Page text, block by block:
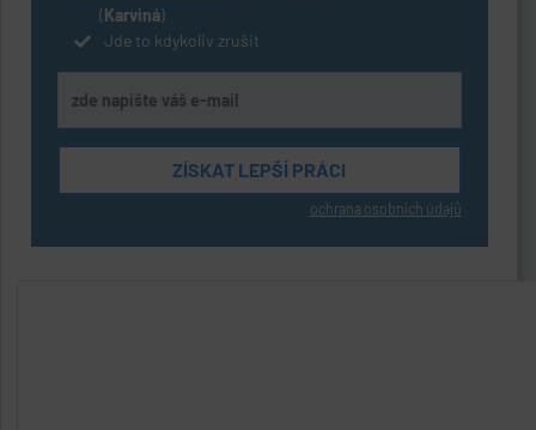
(Karviná)
Jde to kdykoliv zrušit
ochrana osobních údajů